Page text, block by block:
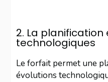
2. La
technologiques
Le forfait permet une
évolutions